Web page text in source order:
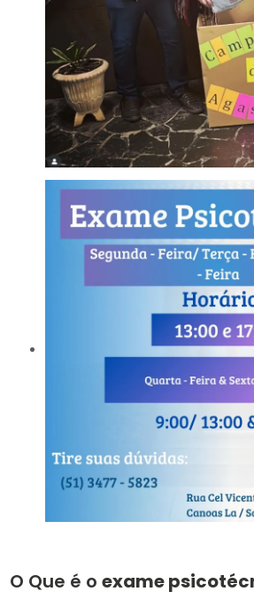
O Que é oexame